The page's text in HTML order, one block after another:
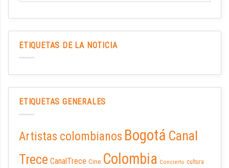
ETIQUETAS DE LA NOTICIA
ETIQUETAS GENERALES
Artistas colombianos Bogotá Canal
Trece CanalTrece Cine Colombia Concierto cultura